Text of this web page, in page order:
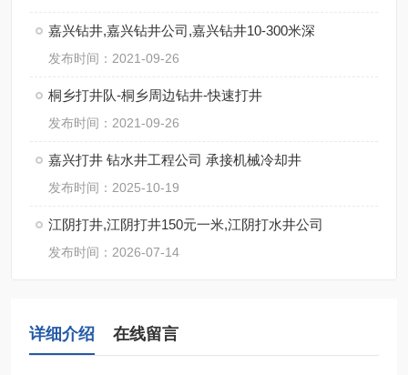
嘉兴钻井,嘉兴钻井公司,嘉兴钻井10-300米深
发布时间：2021-09-26
桐乡打井队-桐乡周边钻井-快速打井
发布时间：2021-09-26
嘉兴打井 钻水井工程公司 承接机械冷却井
发布时间：2025-10-19
江阴打井,江阴打井150元一米,江阴打水井公司
发布时间：2026-07-14
详细介绍 在线留言